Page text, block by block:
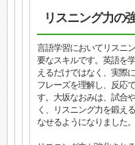
リスニング力の
言語学習においてリスニ
要なスキルです。英語を
えるだけではなく、実際
フレーズを理解し、反応
す。大坂なおみは、試合
く、リスニング力を鍛え
なせるようになりました。